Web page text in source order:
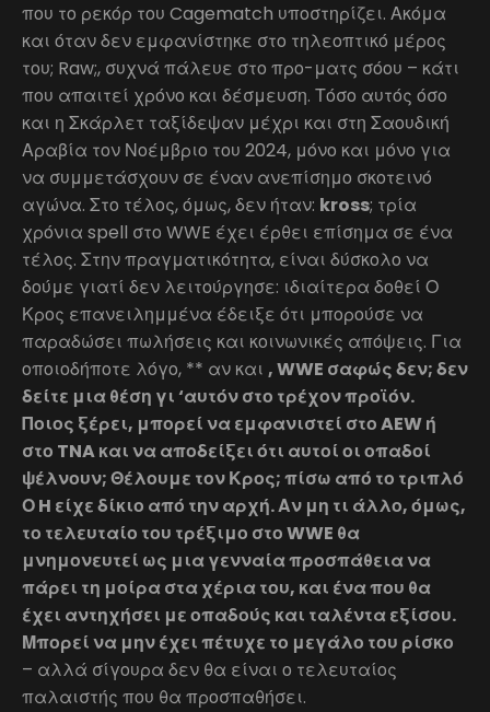
που το ρεκόρ του Cagematch υποστηρίζει. Ακόμα
και όταν δεν εμφανίστηκε στο τηλεοπτικό μέρος
του; Raw;, συχνά πάλευε στο προ-ματς σόου – κάτι
που απαιτεί χρόνο και δέσμευση. Τόσο αυτός όσο
και η Σκάρλετ ταξίδεψαν μέχρι και στη Σαουδική
Αραβία τον Νοέμβριο του 2024, μόνο και μόνο για
να συμμετάσχουν σε έναν ανεπίσημο σκοτεινό
αγώνα. Στο τέλος, όμως, δεν ήταν: kross; τρία
χρόνια spell στο WWE έχει έρθει επίσημα σε ένα
τέλος. Στην πραγματικότητα, είναι δύσκολο να
δούμε γιατί δεν λειτούργησε: ιδιαίτερα δοθεί Ο
Κρος επανειλημμένα έδειξε ότι μπορούσε να
παραδώσει πωλήσεις και κοινωνικές απόψεις. Για
οποιοδήποτε λόγο, ** αν και , WWE σαφώς δεν; δεν
δείτε μια θέση γι ‘αυτόν στο τρέχον προϊόν.
Ποιος ξέρει, μπορεί να εμφανιστεί στο AEW ή
στο TNA και να αποδείξει ότι αυτοί οι οπαδοί
ψέλνουν; Θέλουμε τον Κρος; πίσω από το τριπλό
Ο H είχε δίκιο από την αρχή. Αν μη τι άλλο, όμως,
το τελευταίο του τρέξιμο στο WWE θα
μνημονευτεί ως μια γενναία προσπάθεια να
πάρει τη μοίρα στα χέρια του, και ένα που θα
έχει αντηχήσει με οπαδούς και ταλέντα εξίσου.
Μπορεί να μην έχει πέτυχε το μεγάλο του ρίσκο
– αλλά σίγουρα δεν θα είναι ο τελευταίος
παλαιστής που θα προσπαθήσει.